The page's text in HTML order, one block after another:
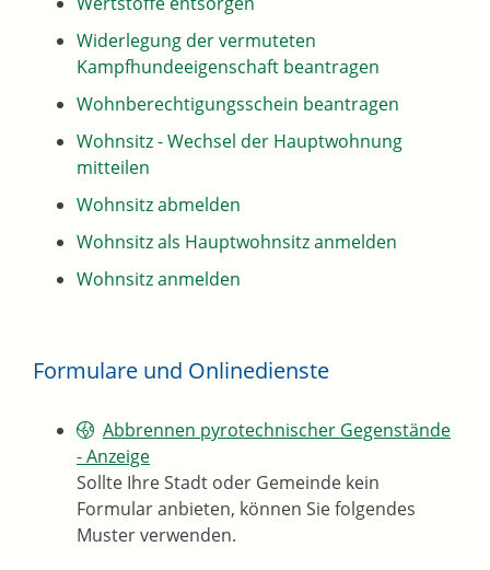
Widerlegung der vermuteten
Kampfhundeeigenschaft beantragen
Wohnberechtigungsschein beantragen
Wohnsitz - Wechsel der Hauptwohnung
mitteilen
Wohnsitz abmelden
Wohnsitz als Hauptwohnsitz anmelden
Wohnsitz anmelden
Formulare und Onlinedienste
Abbrennen pyrotechnischer Gegenstände
- Anzeige
Sollte Ihre Stadt oder Gemeinde kein
Formular anbieten, können Sie folgendes
Muster verwenden.